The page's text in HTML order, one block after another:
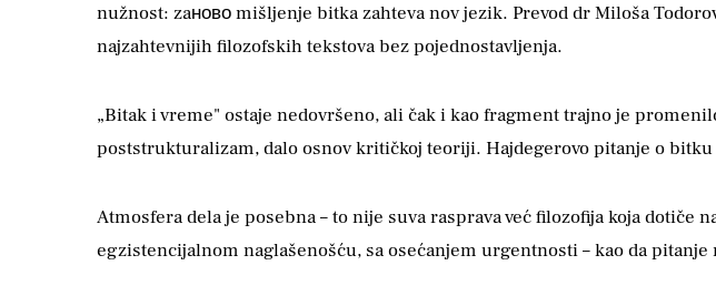
nužnost: zaново mišljenje bitka zahteva nov jezik. Prevod dr Miloša
najzahtevnijih filozofskih tekstova bez pojednostavljenja.
„Bitak i vreme" ostaje nedovršeno, ali čak i kao fragment trajno je
poststrukturalizam, dalo osnov kritičkoj teoriji. Hajdegerovo pitanje o bitku
Atmosfera dela je posebna – to nije suva rasprava već filozofija koja
egzistencijalnom naglašenošću, sa osećanjem urgentnosti – kao da